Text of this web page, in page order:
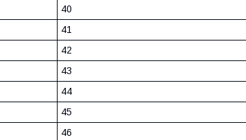
40
41
42
43
44
45
46